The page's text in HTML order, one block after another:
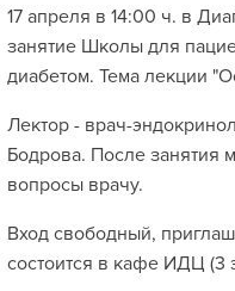
17 апреля в 14:00 ч. в
занятие Школы для
диабетом. Тема лекции
Лектор - врач-
Бодрова. После занятия
вопросы врачу.
Вход свободный,
состоится в кафе ИДЦ (3